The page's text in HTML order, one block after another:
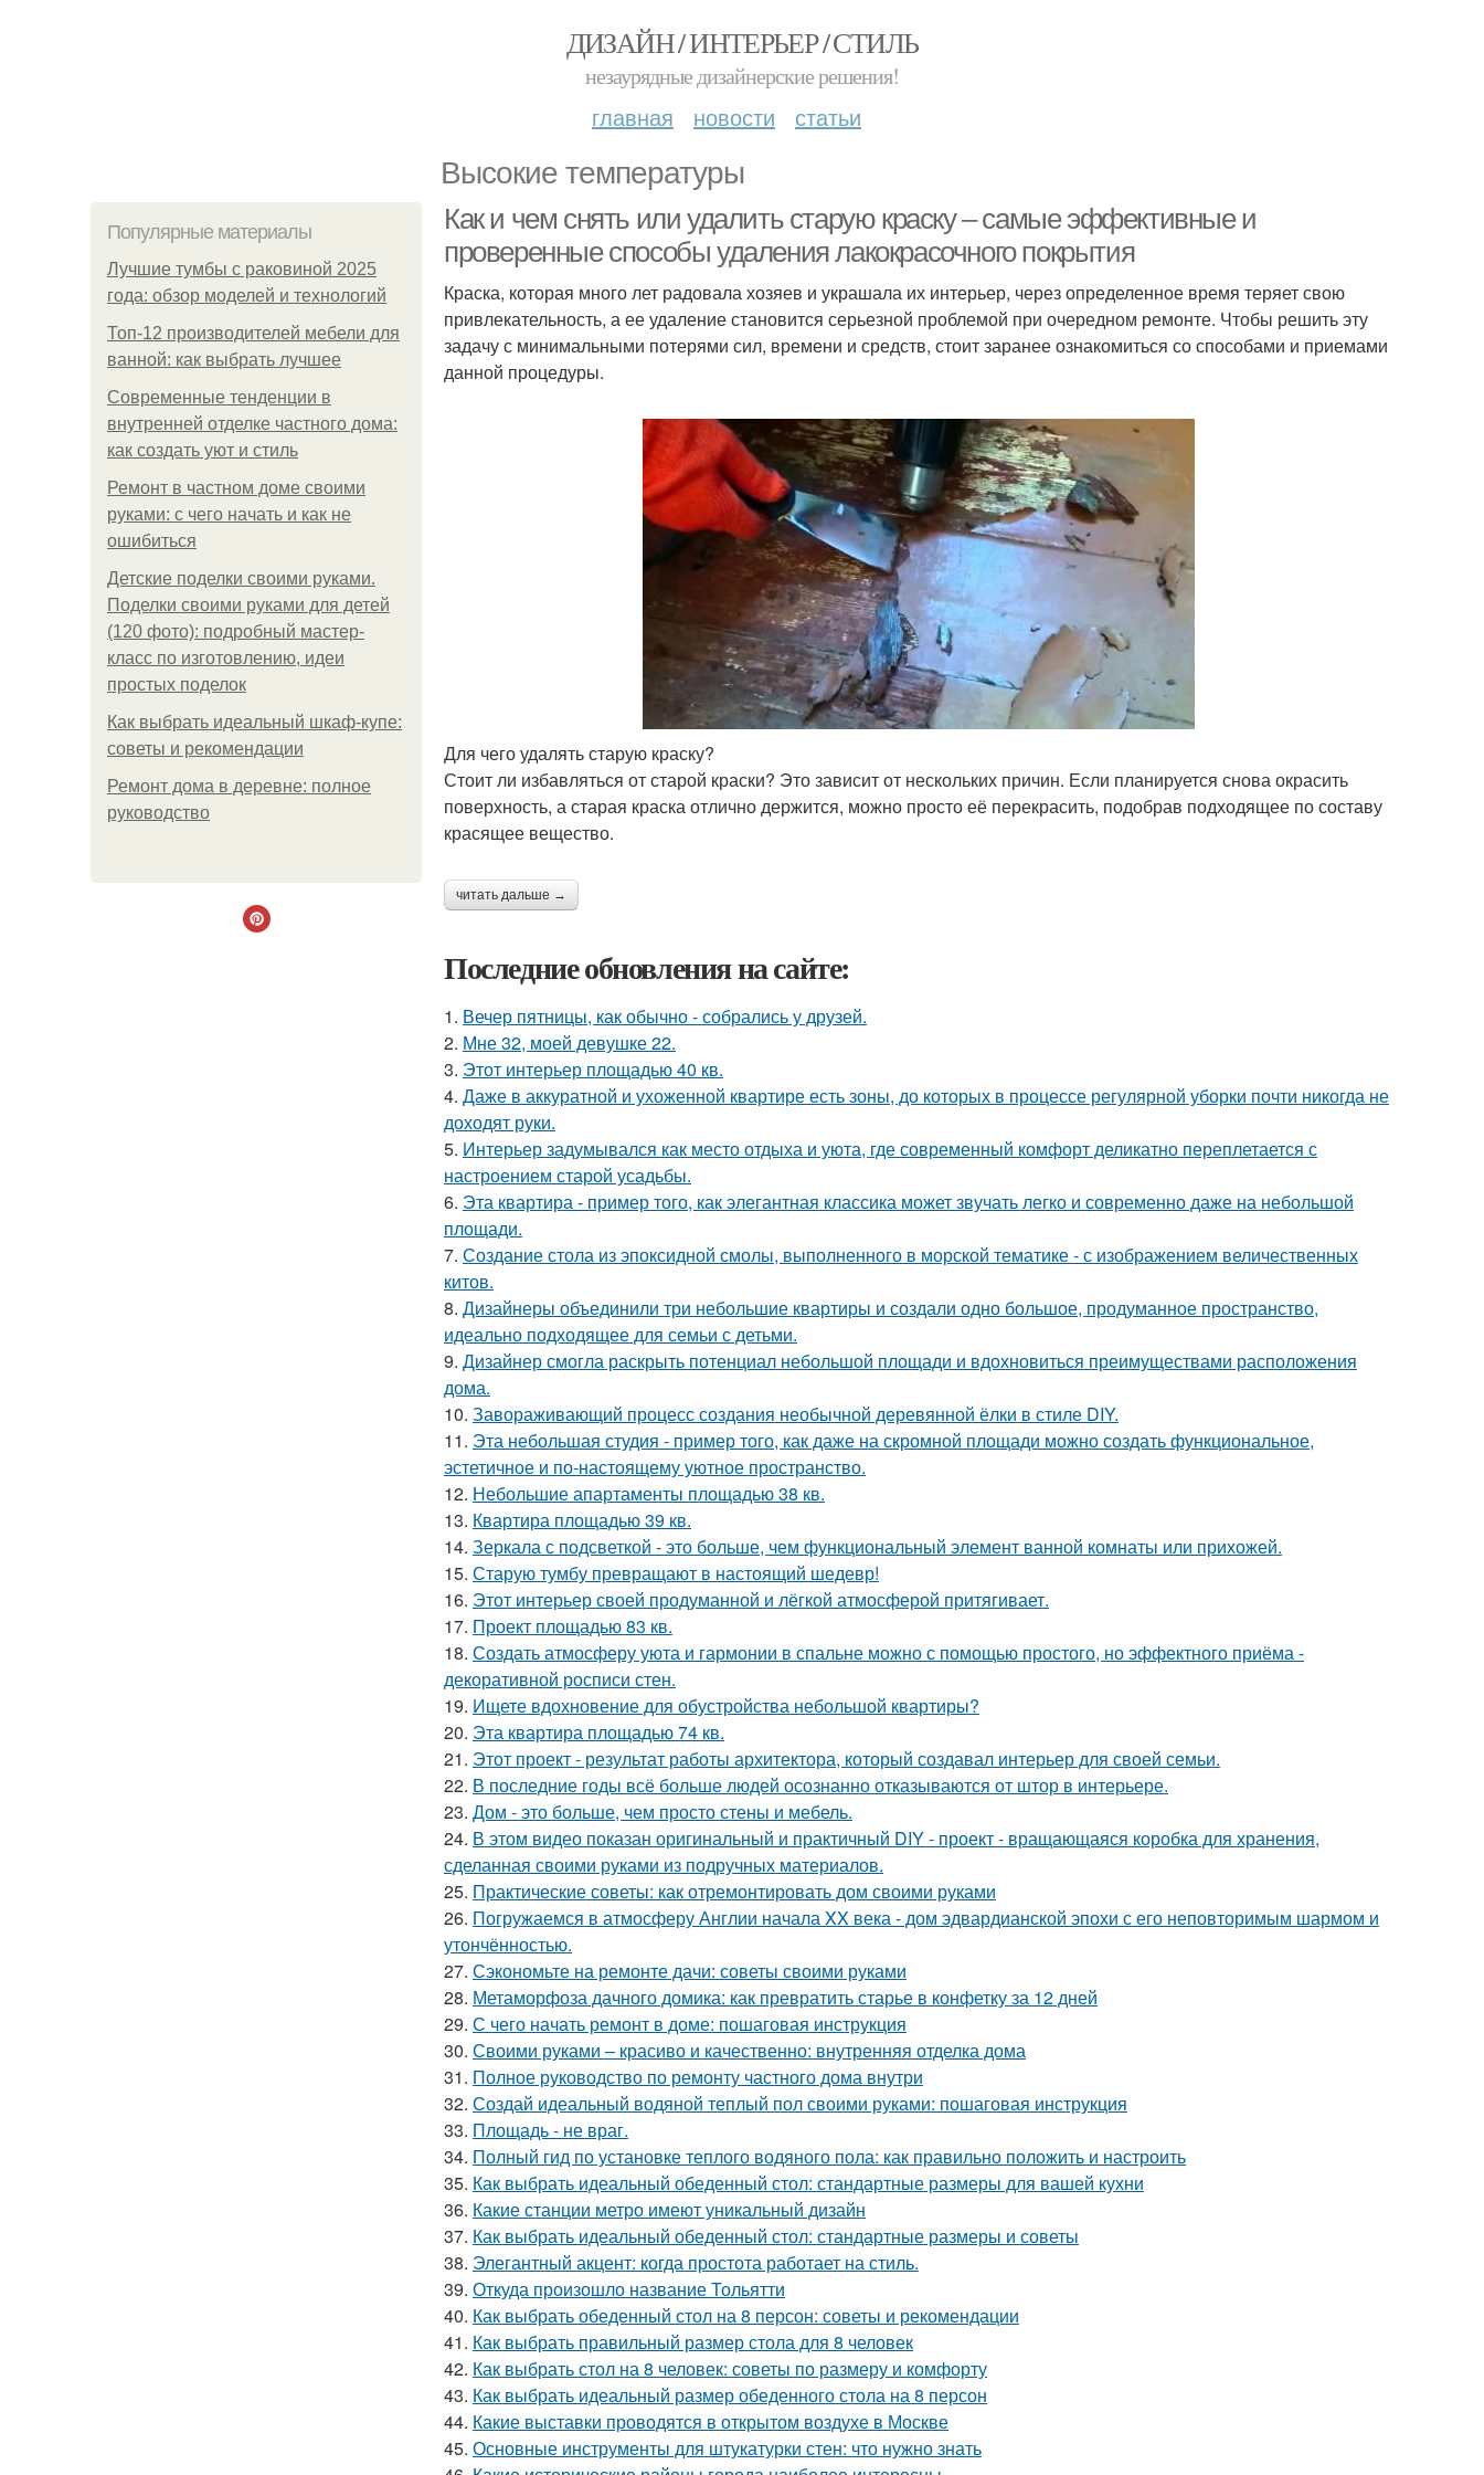
ДИЗАЙН / ИНТЕРЬЕР / СТИЛЬ
незаурядные дизайнерские решения!
главная новости статьи
Высокие температуры
Популярные материалы
Лучшие тумбы с раковиной 2025
года: обзор моделей и технологий
Топ-12 производителей мебели для
ванной: как выбрать лучшее
Современные тенденции в
внутренней отделке частного дома:
как создать уют и стиль
Ремонт в частном доме своими
руками: с чего начать и как не
ошибиться
Детские поделки своими руками.
Поделки своими руками для детей
(120 фото): подробный мастер-
класс по изготовлению, идеи
простых поделок
Как выбрать идеальный шкаф-купе:
советы и рекомендации
Ремонт дома в деревне: полное
руководство
Как и чем снять или удалить старую краску – самые эффективные и
проверенные способы удаления лакокрасочного покрытия
Краска, которая много лет радовала хозяев и украшала их интерьер, через определенное время теряет свою
привлекательность, а ее удаление становится серьезной проблемой при очередном ремонте. Чтобы решить эту
задачу с минимальными потерями сил, времени и средств, стоит заранее ознакомиться со способами и приемами
данной процедуры.
Для чего удалять старую краску?
Стоит ли избавляться от старой краски? Это зависит от нескольких причин. Если планируется снова окрасить
поверхность, а старая краска отлично держится, можно просто её перекрасить, подобрав подходящее по составу
красящее вещество.
читать дальше →
Последние обновления на сайте:
1. Вечер пятницы, как обычно - собрались у друзей.
2. Мне 32, моей девушке 22.
3. Этот интерьер площадью 40 кв.
4. Даже в аккуратной и ухоженной квартире есть зоны, до которых в процессе регулярной уборки почти никогда не
доходят руки.
5. Интерьер задумывался как место отдыха и уюта, где современный комфорт деликатно переплетается с
настроением старой усадьбы.
6. Эта квартира - пример того, как элегантная классика может звучать легко и современно даже на небольшой
площади.
7. Создание стола из эпоксидной смолы, выполненного в морской тематике - с изображением величественных
китов.
8. Дизайнеры объединили три небольшие квартиры и создали одно большое, продуманное пространство,
идеально подходящее для семьи с детьми.
9. Дизайнер смогла раскрыть потенциал небольшой площади и вдохновиться преимуществами расположения
дома.
10. Завораживающий процесс создания необычной деревянной ёлки в стиле DIY.
11. Эта небольшая студия - пример того, как даже на скромной площади можно создать функциональное,
эстетичное и по-настоящему уютное пространство.
12. Небольшие апартаменты площадью 38 кв.
13. Квартира площадью 39 кв.
14. Зеркала с подсветкой - это больше, чем функциональный элемент ванной комнаты или прихожей.
15. Старую тумбу превращают в настоящий шедевр!
16. Этот интерьер своей продуманной и лёгкой атмосферой притягивает.
17. Проект площадью 83 кв.
18. Создать атмосферу уюта и гармонии в спальне можно с помощью простого, но эффектного приёма -
декоративной росписи стен.
19. Ищете вдохновение для обустройства небольшой квартиры?
20. Эта квартира площадью 74 кв.
21. Этот проект - результат работы архитектора, который создавал интерьер для своей семьи.
22. В последние годы всё больше людей осознанно отказываются от штор в интерьере.
23. Дом - это больше, чем просто стены и мебель.
24. В этом видео показан оригинальный и практичный DIY - проект - вращающаяся коробка для хранения,
сделанная своими руками из подручных материалов.
25. Практические советы: как отремонтировать дом своими руками
26. Погружаемся в атмосферу Англии начала XX века - дом эдвардианской эпохи с его неповторимым шармом и
утончённостью.
27. Сэкономьте на ремонте дачи: советы своими руками
28. Метаморфоза дачного домика: как превратить старье в конфетку за 12 дней
29. С чего начать ремонт в доме: пошаговая инструкция
30. Своими руками – красиво и качественно: внутренняя отделка дома
31. Полное руководство по ремонту частного дома внутри
32. Создай идеальный водяной теплый пол своими руками: пошаговая инструкция
33. Площадь - не враг.
34. Полный гид по установке теплого водяного пола: как правильно положить и настроить
35. Как выбрать идеальный обеденный стол: стандартные размеры для вашей кухни
36. Какие станции метро имеют уникальный дизайн
37. Как выбрать идеальный обеденный стол: стандартные размеры и советы
38. Элегантный акцент: когда простота работает на стиль.
39. Откуда произошло название Тольятти
40. Как выбрать обеденный стол на 8 персон: советы и рекомендации
41. Как выбрать правильный размер стола для 8 человек
42. Как выбрать стол на 8 человек: советы по размеру и комфорту
43. Как выбрать идеальный размер обеденного стола на 8 персон
44. Какие выставки проводятся в открытом воздухе в Москве
45. Основные инструменты для штукатурки стен: что нужно знать